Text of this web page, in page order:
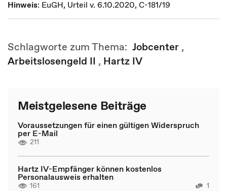
Hinweis: EuGH, Urteil v. 6.10.2020, C-181/19
Schlagworte zum Thema: Jobcenter ,
Arbeitslosengeld II , Hartz IV
Meistgelesene Beiträge
Voraussetzungen für einen gültigen Widerspruch
per E-Mail
211
Hartz IV-Empfänger können kostenlos
Personalausweis erhalten
161 1